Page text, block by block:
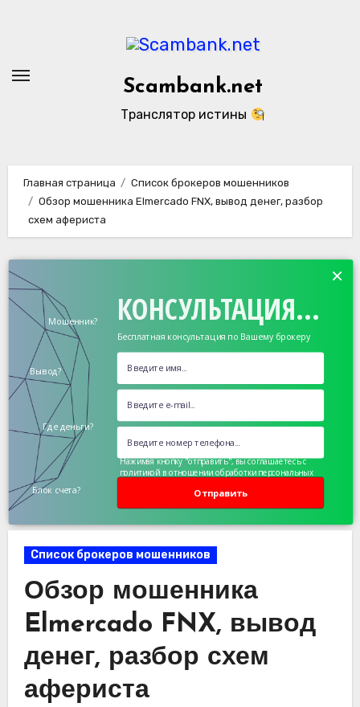
Scambank.net
Транслятор истины
Главная страница
Список брокеров мошенников
Обзор мошенника Elmercado FNX, вывод денег, разбор
схем афериста
КОНСУЛЬТАЦИЯ...
Бесплатная консультация по Вашему брокеру
Мошенник?
Вывод?
Где деньги?
Блок счета? Отправить
×
Нажимая кнопку "отправить", вы соглашаетесь с
политикой в отношении обработки персональных
Список брокеров мошенников
Обзор мошенника
Elmercado FNX, вывод
денег, разбор схем
афериста